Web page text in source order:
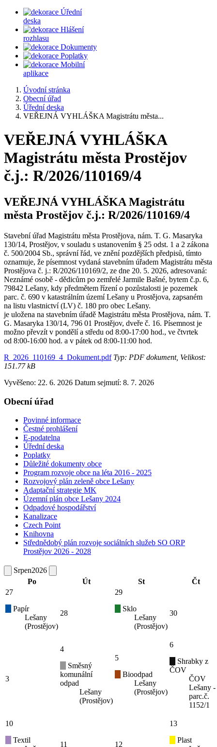
Úřední
deska
Hlášení
rozhlasu
Dokumenty
Poplatky
Mobilní
aplikace
Úvodní stránka
Obecní úřad
Úřední deska
VEŘEJNÁ VYHLÁŠKA Magistrátu města...
VEŘEJNÁ VYHLÁŠKA
Magistrátu města Prostějov
č.j.: R/2026/110169/4
VEŘEJNÁ VYHLÁŠKA Magistrátu
města Prostějov č.j.: R/2026/110169/4
Stavební úřad Magistrátu města Prostějova, nám. T. G. Masaryka
130/14, Prostějov, v souladu s ustanovením § 25 odst. 1 a 2 zákona
č. 500/2004 Sb., správní řád, ve znění pozdějších předpisů, tímto
oznamuje, že písemnost vydaná stavebním úřadem Magistrátu města
Prostějova č. j.: R/2026/110169/2, ze dne 20. 5. 2026, adresovaná:
Neznámé osobě - dědicům po zemřelé Jarmile Bašné, bytem č.p. 6,
79842 Lešany, kdy předmětem řízení o pozůstalosti je pozemek
parc. č. 690 v katastrálním území Lešany u Prostějova, zapsaném
na listu vlastnictví (LV) č. 180 pro obec Lešany.
je uložena na stavebním úřadě Magistrátu města Prostějova, nám. T.
G. Masaryka 130/14, 796 01 Prostějov, dveře č. 16. Písemnost je
možno převzít v pondělí a středu od 8:00-17:00 hod., ve čtvrtek
od 8:00-16:00 hod. a v pátek od 8:00-11:00 hod.
R_2026_110169_4_Dokument.pdfTyp: PDF dokument, Velikost:
151.77 kB
Vyvěšeno: 22. 6. 2026 Datum sejmutí: 8. 7. 2026
Obecní úřad
Povinné informace
Čestné prohlášení
E-podatelna
Úřední deska
Poplatky
Důležité dokumenty obce
Program rozvoje obce na léta 2016 - 2025
Rozvojový plán zeleně obce Lešany
Adaptační strategie MK
Územní plán obce Lešany 2024
Odpadové hospodářství
Kanalizace
Czech Point
Knihovna
Střednědobý plán rozvoje sociálních služeb SO ORP
Prostějov 2026 - 2028
Srpen2026
Po
Út St
Čt
27
Papír
Lešany
(Prostějov)
28
29
Sklo
Lešany
(Prostějov)
30
3
4
Směsný
komunální
odpad
Lešany
(Prostějov)
5
Bioodpad
Lešany
(Prostějov)
6
Shrabky z
ČOV
ČOV
Lešany -
parc.č.
1152/1
10
Textil
11 12
13
Plast